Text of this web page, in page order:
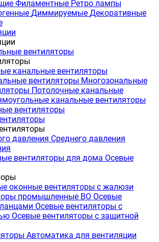
Филаментные Ретро лампы
Диммируемые Декоративные
вентиляторы
канальные вентиляторы
вентиляторы Многозональные
Потолочные канальные
канальные вентиляторы
вентиляторы
давления Среднего давления
вентиляторы для дома Осевые
оконные вентиляторы с жалюзи
промышленные ВО Осевые
Осевые вентиляторы с
Осевые вентиляторы с защитной
Автоматика для вентиляции